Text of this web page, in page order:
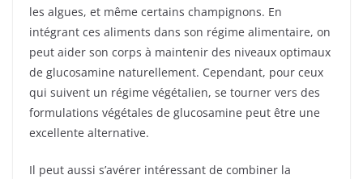
les algues, et même certains champignons. En
intégrant ces aliments dans son régime alimentaire, on
peut aider son corps à maintenir des niveaux optimaux
de glucosamine naturellement. Cependant, pour ceux
qui suivent un régime végétalien, se tourner vers des
formulations végétales de glucosamine peut être une
excellente alternative.
Il peut aussi s’avérer intéressant de combiner la